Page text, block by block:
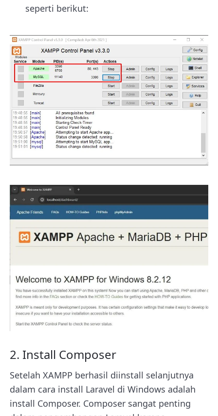
seperti berikut:
2. Install Composer
Setelah XAMPP berhasil diinstall selanjutnya
dalam cara install Laravel di Windows adalah
install Composer. Composer sangat penting